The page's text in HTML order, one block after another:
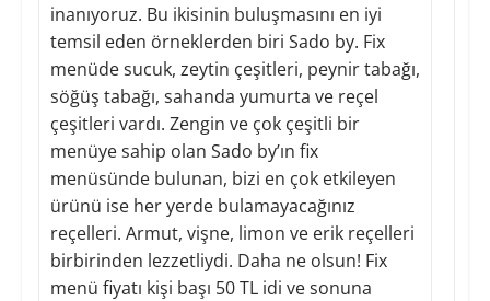
inanıyoruz. Bu ikisinin buluşmasını en iyi
temsil eden örneklerden biri Sado by. Fix
menüde sucuk, zeytin çeşitleri, peynir tabağı,
söğüş tabağı, sahanda yumurta ve reçel
çeşitleri vardı. Zengin ve çok çeşitli bir
menüye sahip olan Sado by’ın fix
menüsünde bulunan, bizi en çok etkileyen
ürünü ise her yerde bulamayacağınız
reçelleri. Armut, vişne, limon ve erik reçelleri
birbirinden lezzetliydi. Daha ne olsun! Fix
menü fiyatı kişi başı 50 TL idi ve sonuna